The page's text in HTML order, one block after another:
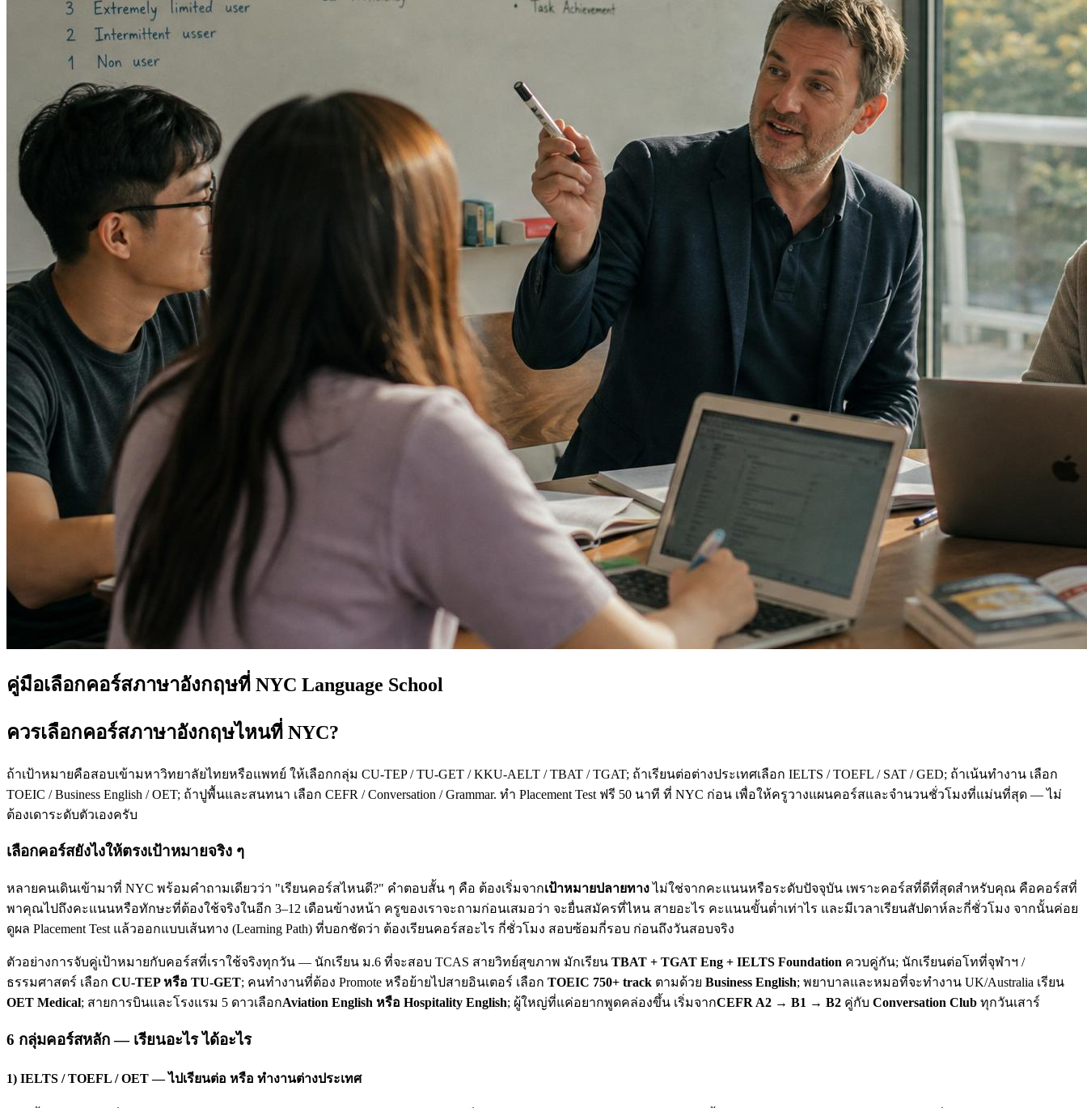
คู่มือเลือกคอร์สภาษาอังกฤษที่ NYC Language School
ควรเลือกคอร์สภาษาอังกฤษไหนที่ NYC?
ถ้าเป้าหมายคือสอบเข้ามหาวิทยาลัยไทยหรือแพทย์ ให้เลือกกลุ่ม CU-TEP / TU-GET / KKU-AELT / TBAT / TGAT; ถ้าเรียนต่อต่างประเทศเลือก IELTS / TOEFL / SAT / GED; ถ้าเน้นทำงาน เลือก
TOEIC / Business English / OET; ถ้าปูพื้นและสนทนา เลือก CEFR / Conversation / Grammar. ทำ Placement Test ฟรี 50 นาที ที่ NYC ก่อน เพื่อให้ครูวางแผนคอร์สและจำนวนชั่วโมงที่แม่นที่สุด — ไม่
ต้องเดาระดับตัวเองครับ
เลือกคอร์สยังไงให้ตรงเป้าหมายจริง ๆ
หลายคนเดินเข้ามาที่ NYC พร้อมคำถามเดียวว่า "เรียนคอร์สไหนดี?" คำตอบสั้น ๆ คือ ต้องเริ่มจากเป้าหมายปลายทางไม่ใช่จากคะแนนหรือระดับปัจจุบัน เพราะคอร์สที่ดีที่สุดสำหรับคุณ คือคอร์สที่
พาคุณไปถึงคะแนนหรือทักษะที่ต้องใช้จริงในอีก 3–12 เดือนข้างหน้า ครูของเราจะถามก่อนเสมอว่า จะยื่นสมัครที่ไหน สายอะไร คะแนนขั้นต่ำเท่าไร และมีเวลาเรียนสัปดาห์ละกี่ชั่วโมง จากนั้นค่อย
ดูผล Placement Test แล้วออกแบบเส้นทาง (Learning Path) ที่บอกชัดว่า ต้องเรียนคอร์สอะไร กี่ชั่วโมง สอบซ้อมกี่รอบ ก่อนถึงวันสอบจริง
ตัวอย่างการจับคู่เป้าหมายกับคอร์สที่เราใช้จริงทุกวัน — นักเรียน ม.6 ที่จะสอบ TCAS สายวิทย์สุขภาพ มักเรียน TBAT + TGAT Eng + IELTS Foundation ควบคู่กัน; นักเรียนต่อโทที่จุฬาฯ /
ธรรมศาสตร์ เลือก CU-TEP หรือ TU-GET; คนทำงานที่ต้อง Promote หรือย้ายไปสายอินเตอร์ เลือก TOEIC 750+ track ตามด้วย Business English; พยาบาลและหมอที่จะทำงาน UK/Australia เรียน
OET Medical; สายการบินและโรงแรม 5 ดาวเลือกAviation English หรือ Hospitality English; ผู้ใหญ่ที่แค่อยากพูดคล่องขึ้น เริ่มจากCEFR A2 → B1 → B2 คู่กับ Conversation Club ทุกวันเสาร์
6 กลุ่มคอร์สหลัก — เรียนอะไร ได้อะไร
1) IELTS / TOEFL / OET — ไปเรียนต่อ หรือ ทำงานต่างประเทศ